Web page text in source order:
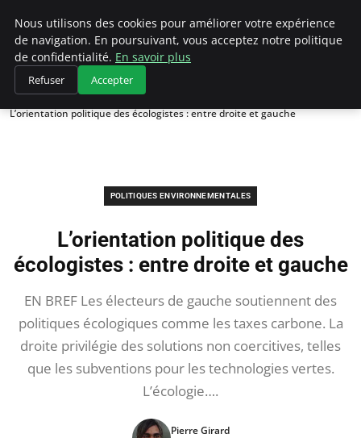
Climategatecountryclub.com
Accueil
Politiques environnementales
L’orientation politique des écologistes : entre droite et gauche
POLITIQUES ENVIRONNEMENTALES
L’orientation politique des
écologistes : entre droite et gauche
EN BREF Les électeurs de gauche soutiennent des
politiques écologiques comme les taxes carbone. La
droite privilégie des solutions non coercitives, telles
que les subventions pour les technologies vertes.
L’écologie….
Pierre Girard
Nous utilisons des cookies pour améliorer votre expérience
de navigation. En poursuivant, vous acceptez notre politique
de confidentialité. En savoir plus
Refuser Accepter